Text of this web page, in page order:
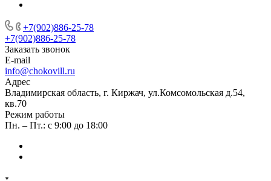
+7(902)886-25-78
+7(902)886-25-78
Заказать звонок
E-mail
info@chokovill.ru
Адрес
Владимирская область, г. Киржач, ул.Комсомольская д.54,
кв.70
Режим работы
Пн. – Пт.: с 9:00 до 18:00